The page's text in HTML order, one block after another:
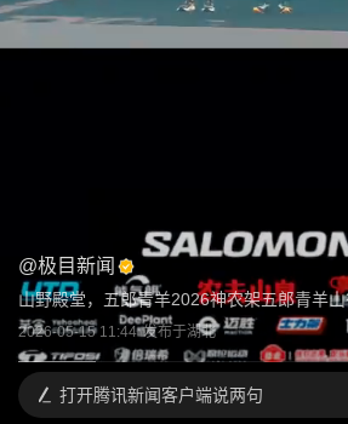
@极目新闻
山野殿堂，五郎青羊2026神农架五郎青羊
2026-05-15 11:44 发布于湖北
打开腾讯新闻客户端说两句